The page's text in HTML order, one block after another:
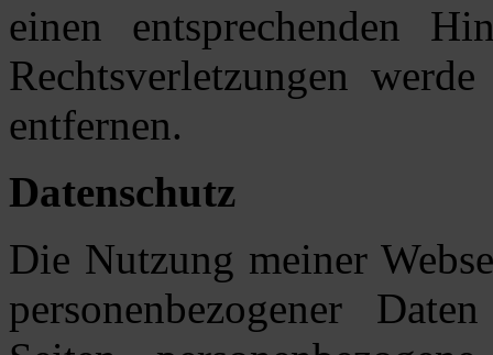
einen entsprechenden
Rechtsverletzungen
entfernen.
Datenschutz
Die Nutzung meiner
personenbezogener